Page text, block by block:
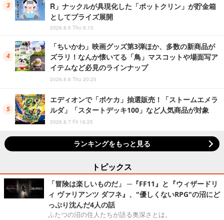
R」ナックルが具現化した「ポットクリン」が貯金箱
としてプライズ展開
2026.8.6 Thu 6:10
「ちいかわ」映画グッズ第3弾ほか、多数の新商品が
ズラリ！なんか懐いてる「鳥」マスコットや場面写ア
イテムなど必見のラインナップ
2026.8.6 Thu 20:25
エディオンで「ポケカ」抽選販売！「ストームエメラ
ルダ」「スタートデッキ100」など人気商品が対象
2026.8.7 Fri 16:25
ランキングをもっと見る
トピックス
「冒険は楽しいものだ」 ─『FF11』と『ウィザードリ
ィ ヴァリアンツ ダフネ』、"優しくないRPG"の沼にど
っぷり沈んだ4人の話
ふたつの沼の住人たちが語る奥深さとは。